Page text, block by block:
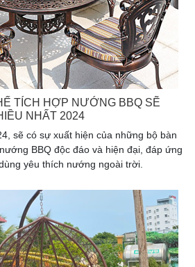
TÍCH HỢP NƯỚNG BBQ SẼ
NHẤT 2024
sẽ có sự xuất hiện của những bộ bàn
BBQ độc đáo và hiện đại, đáp ứng
yêu thích nướng ngoài trời.